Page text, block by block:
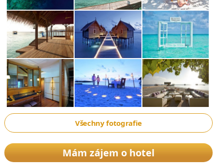
Všechny fotografie
Mám zájem o hotel